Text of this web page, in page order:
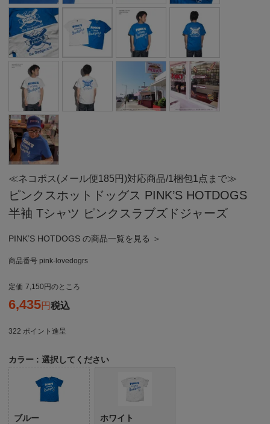
≪ネコポス(メール便185円)対応商品/1梱包1点まで≫
ピンクスホットドッグス PINK’S HOTDOGS
半袖 Tシャツ ピンクスラブズドジャーズ
PINK’S HOTDOGS の商品一覧を見る ＞
商品番号 pink-lovedogrs
定価 7,150 のところ
6,435 税込
322 ポイント進呈
カラー 選択してください
ブルー ホワイト